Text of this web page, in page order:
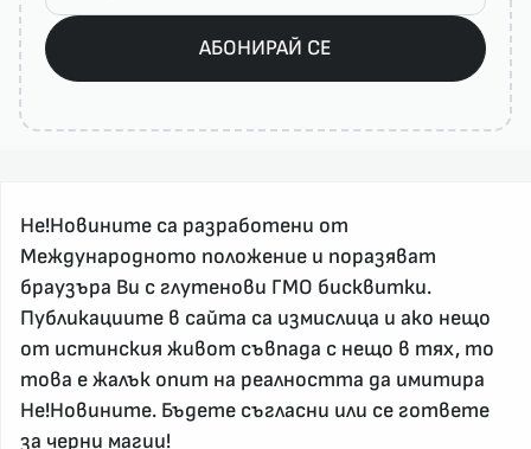
АБОНИРАЙ СЕ
За реклама и връзка с нас, пишете на
nenovinite@gmail.com
Контакт
За нас
Не!Новините са разработени от
Международното положение и поразяват
браузъра Ви с глутенови ГМО бисквитки.
Публикациите в сайта са измислица и ако нещо
от истинския живот съвпада с нещо в тях, то
това е жалък опит на реалността да имитира
Не!Новините. Бъдете съгласни или се гответе
за черни магии!